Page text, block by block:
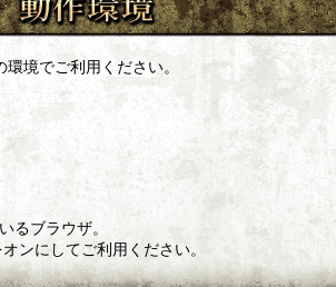
境でご利用ください。
るブラウザ。
ンにしてご利用ください。